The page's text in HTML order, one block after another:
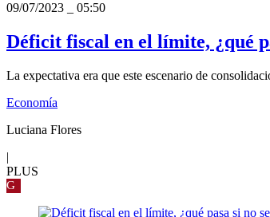
09/07/2023
05:50
Déficit fiscal en el límite, ¿qué
La expectativa era que este escenario de
Economía
Luciana Flores
|
PLUS
G